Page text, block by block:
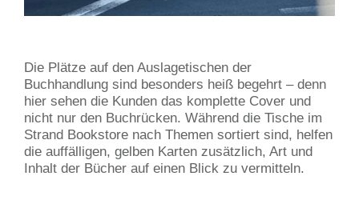
Die Plätze auf den Auslagetischen der
Buchhandlung sind besonders heiß begehrt – denn
hier sehen die Kunden das komplette Cover und
nicht nur den Buchrücken. Während die Tische im
Strand Bookstore nach Themen sortiert sind, helfen
die auffälligen, gelben Karten zusätzlich, Art und
Inhalt der Bücher auf einen Blick zu vermitteln.